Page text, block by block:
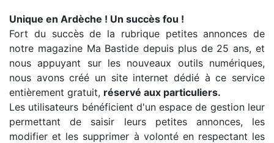
Unique en Ardèche ! Un succès fou !
Fort du succès de la rubrique petites annonces de
notre magazine Ma Bastide depuis plus de 25 ans, et
nous appuyant sur les nouveaux outils numériques,
nous avons créé un site internet dédié à ce service
entièrement gratuit, réservé aux particuliers.
Les utilisateurs bénéficient d'un espace de gestion leur
permettant de saisir leurs petites annonces, les
modifier et les supprimer à volonté en respectant les